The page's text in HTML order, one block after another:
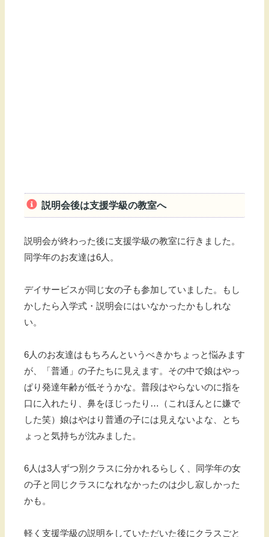
説明会後は支援学級の教室へ
説明会が終わった後に支援学級の教室に行きました。
同学年のお友達は6人。
デイサービスが同じ女の子も参加していました。もし
かしたら入学式・説明会にはいなかったかもしれな
い。
6人のお友達はもちろんというべきかちょっと悩みます
が、「普通」の子たちに見えます。その中で娘はやっ
ぱり発達年齢が低そうかな。普段はやらないのに指を
口に入れたり、鼻をほじったり…（これほんとに嫌で
した笑）娘はやはり普通の子には見えないよな、とち
ょっと気持ちが沈みました。
6人は3人ずつ別クラスに分かれるらしく、同学年の女
の子と同じクラスになれなかったのは少し寂しかった
かも。
軽く支援学級の説明をしていただいた後にクラスごと